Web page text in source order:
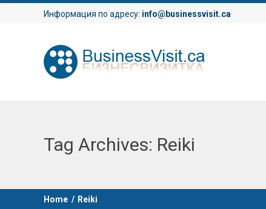
Информация по адресу: info@businessvisit.ca
Tag Archives: Reiki
Home / Reiki